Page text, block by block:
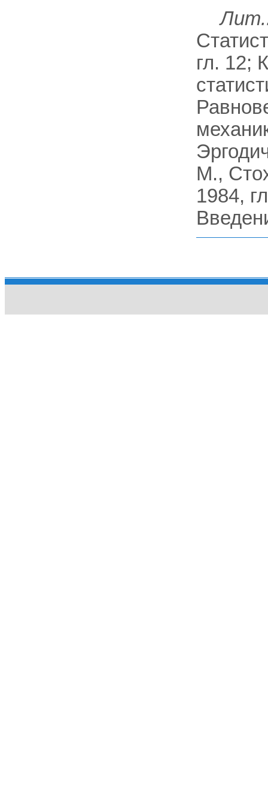
гл. 12;
М.,
1984,